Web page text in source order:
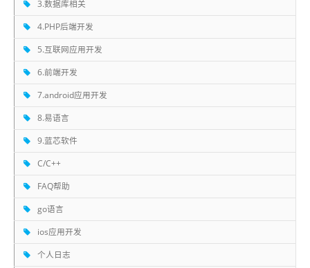
3.数据库相关
4.PHP后端开发
5.互联网应用开发
6.前端开发
7.android应用开发
8.易语言
9.蓝芯软件
C/C++
FAQ帮助
go语言
ios应用开发
个人日志